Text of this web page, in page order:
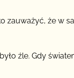
zauważyć, że w
źle. Gdy